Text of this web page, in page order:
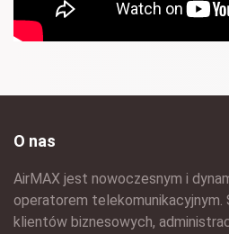
O nas
AirMAX jest nowoczesnym i
operatorem telekomunikacyjnym.
klientów biznesowych,